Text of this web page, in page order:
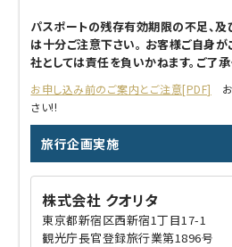
パスポートの残存有効期限の不足、及
は十分ご注意下さい。 お客様ご自身
社としては責任を負いかねます。ご了承
お申し込み前のご案内とご注意[PDF]
さい!!
旅行企画実施
株式会社 クオリタ
東京都新宿区西新宿1丁目17-1
観光庁長官登録旅行業第1896号